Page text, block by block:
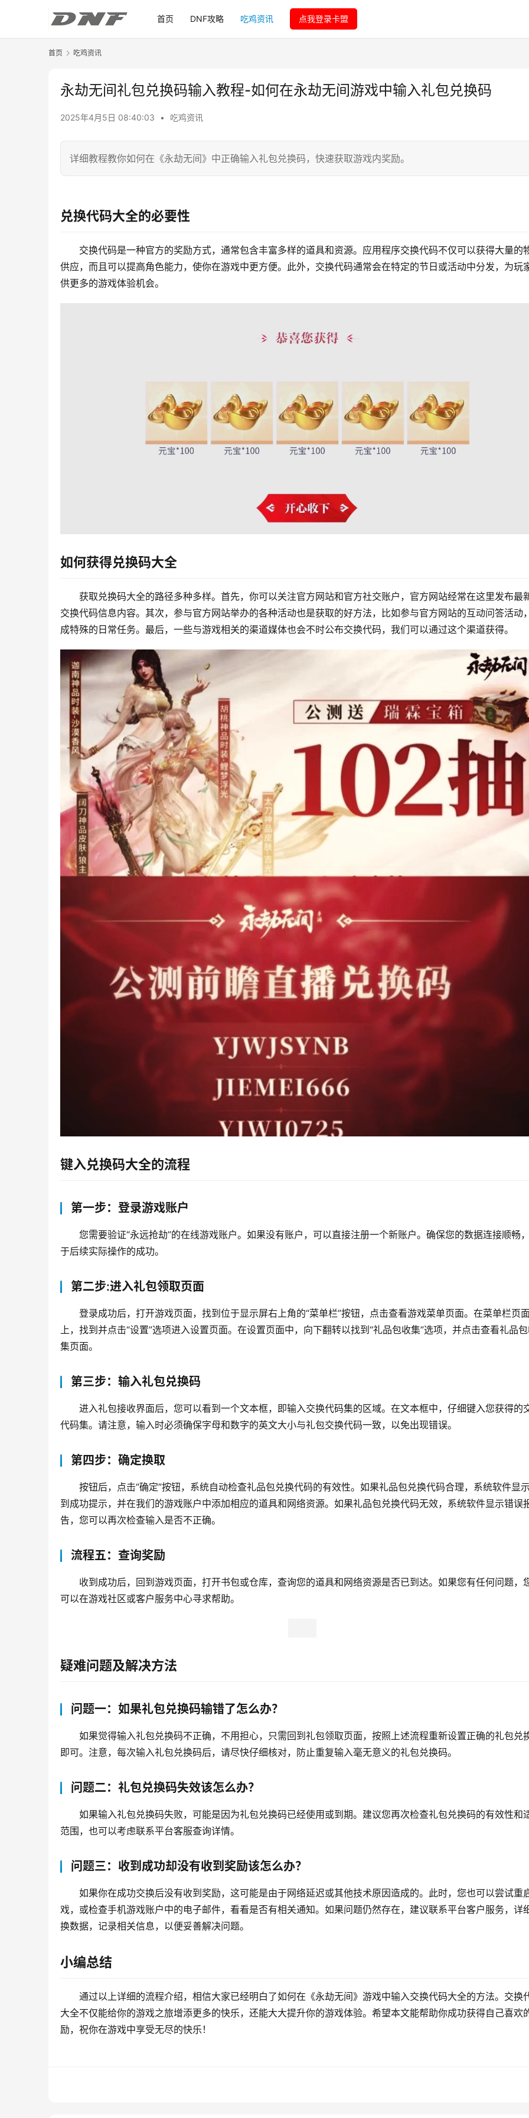
首页 DNF攻略 吃鸡资讯 点我登录卡盟
首页 吃鸡资讯
永劫无间礼包兑换码输入教程-如何在永劫无间游戏中输入礼包兑换码
2025年4月5日 08:40:03 • 吃鸡资讯
详细教程教你如何在《永劫无间》中正确输入礼包兑换码，快速获取游戏内奖励。
兑换代码大全的必要性
交换代码是一种官方的奖励方式，通常包含丰富多样的道具和资源。应用程序交换代码不仅可以获得大量的
供应，而且可以提高角色能力，使你在游戏中更方便。此外，交换代码通常会在特定的节日或活动中分发，为玩
供更多的游戏体验机会。
如何获得兑换码大全
获取兑换码大全的路径多种多样。首先，你可以关注官方网站和官方社交账户，官方网站经常在这里发布最
交换代码信息内容。其次，参与官方网站举办的各种活动也是获取的好方法，比如参与官方网站的互动问答活动
成特殊的日常任务。最后，一些与游戏相关的渠道媒体也会不时公布交换代码，我们可以通过这个渠道获得。
键入兑换码大全的流程
第一步：登录游戏账户
您需要验证“永远抢劫”的在线游戏账户。如果没有账户，可以直接注册一个新账户。确保您的数据连接顺畅
于后续实际操作的成功。
第二步:进入礼包领取页面
登录成功后，打开游戏页面，找到位于显示屏右上角的“菜单栏”按钮，点击查看游戏菜单页面。在菜单栏页
上，找到并点击“设置”选项进入设置页面。在设置页面中，向下翻转以找到“礼品包收集”选项，并点击查看礼品
集页面。
第三步：输入礼包兑换码
进入礼包接收界面后，您可以看到一个文本框，即输入交换代码集的区域。在文本框中，仔细键入您获得的
代码集。请注意，输入时必须确保字母和数字的英文大小与礼包交换代码一致，以免出现错误。
第四步：确定换取
按钮后，点击“确定”按钮，系统自动检查礼品包兑换代码的有效性。如果礼品包兑换代码合理，系统软件显
到成功提示，并在我们的游戏账户中添加相应的道具和网络资源。如果礼品包兑换代码无效，系统软件显示错误
告，您可以再次检查输入是否不正确。
流程五：查询奖励
收到成功后，回到游戏页面，打开书包或仓库，查询您的道具和网络资源是否已到达。如果您有任何问题，
可以在游戏社区或客户服务中心寻求帮助。
疑难问题及解决方法
问题一：如果礼包兑换码输错了怎么办？
如果觉得输入礼包兑换码不正确，不用担心，只需回到礼包领取页面，按照上述流程重新设置正确的礼包兑
即可。注意，每次输入礼包兑换码后，请尽快仔细核对，防止重复输入毫无意义的礼包兑换码。
问题二：礼包兑换码失效该怎么办？
如果输入礼包兑换码失败，可能是因为礼包兑换码已经使用或到期。建议您再次检查礼包兑换码的有效性和
范围，也可以考虑联系平台客服查询详情。
问题三：收到成功却没有收到奖励该怎么办？
如果你在成功交换后没有收到奖励，这可能是由于网络延迟或其他技术原因造成的。此时，您也可以尝试重
戏，或检查手机游戏账户中的电子邮件，看看是否有相关通知。如果问题仍然存在，建议联系平台客户服务，详
换数据，记录相关信息，以便妥善解决问题。
小编总结
通过以上详细的流程介绍，相信大家已经明白了如何在《永劫无间》游戏中输入交换代码大全的方法。交换
大全不仅能给你的游戏之旅增添更多的快乐，还能大大提升你的游戏体验。希望本文能帮助你成功获得自己喜欢
励，祝你在游戏中享受无尽的快乐！